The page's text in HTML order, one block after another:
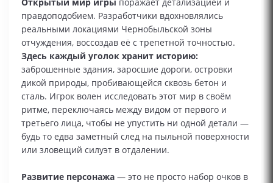
правдоподобием. Разработчики вдохновлялись
реальными локациями Чернобыльской зоны
отчуждения, воссоздав её с трепетной точностью.
Здесь каждый уголок хранит историю:
заброшенные здания, заросшие дороги, островки
дикой природы, пробивающейся сквозь бетон и
сталь. Игрок волен исследовать этот мир в своём
ритме, переключаясь между видом от первого и
третьего лица, чтобы не упустить ни одной детали —
будь то едва заметный след на пыльной поверхности
или зловещий силуэт в отдалении.
Развитие персонажа — это не просто набор очков в